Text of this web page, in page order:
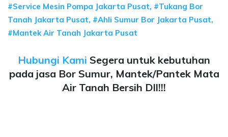
#Service Mesin Pompa Jakarta Pusat, #Tukang Bor
Tanah Jakarta Pusat, #Ahli Sumur Bor Jakarta Pusat,
#Mantek Air Tanah Jakarta Pusat
Hubungi Kami Segera untuk kebutuhan
pada jasa Bor Sumur, Mantek/Pantek Mata
Air Tanah Bersih Dll!!!